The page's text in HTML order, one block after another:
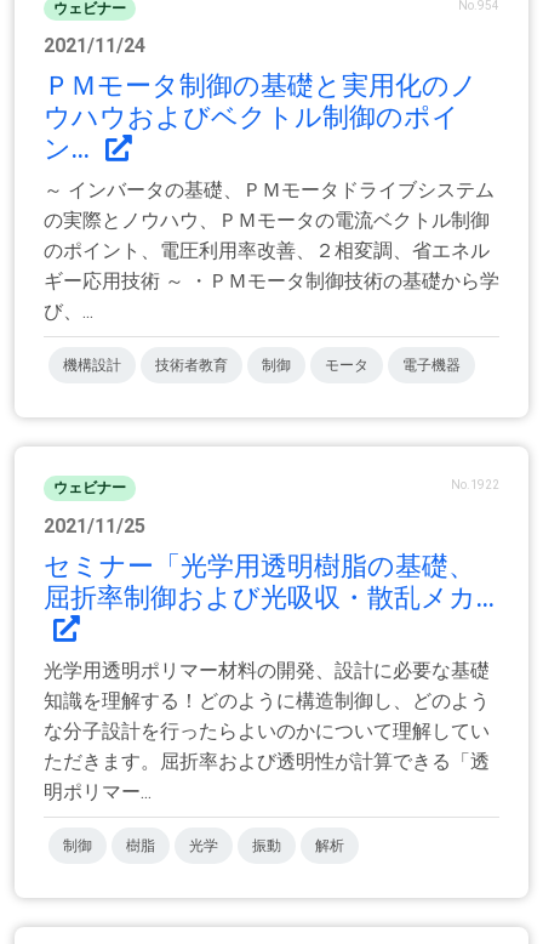
ウェビナー No.954
2021/11/24
ＰＭモータ制御の基礎と実用化のノ
ウハウおよびベクトル制御のポイ
ン...
～ インバータの基礎、ＰＭモータドライブシステム
の実際とノウハウ、ＰＭモータの電流ベクトル制御
のポイント、電圧利用率改善、２相変調、省エネル
ギー応用技術 ～ ・ＰＭモータ制御技術の基礎から学
び、...
機構設計 技術者教育 制御 モータ 電子機器
ウェビナー No.1922
2021/11/25
セミナー「光学用透明樹脂の基礎、
屈折率制御および光吸収・散乱メカ...
光学用透明ポリマー材料の開発、設計に必要な基礎
知識を理解する！どのように構造制御し、どのよう
な分子設計を行ったらよいのかについて理解してい
ただきます。屈折率および透明性が計算できる「透
明ポリマー...
制御 樹脂 光学 振動 解析